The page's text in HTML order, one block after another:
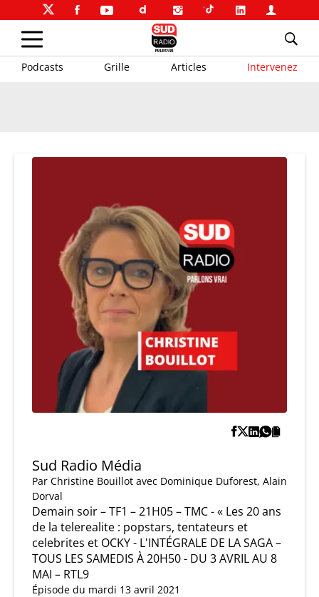
Podcasts Grille Articles Intervenez
Sud Radio Média
Par Christine Bouillot avec Dominique Duforest, Alain
Dorval
Demain soir – TF1 – 21H05 – TMC - « Les 20 ans
de la telerealite : popstars, tentateurs et
celebrites et OCKY - L'INTÉGRALE DE LA SAGA –
TOUS LES SAMEDIS À 20H50 - DU 3 AVRIL AU 8
MAI – RTL9
Épisode du mardi 13 avril 2021